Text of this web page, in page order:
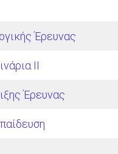
Έρευνας
ΙΙ
Έρευνας